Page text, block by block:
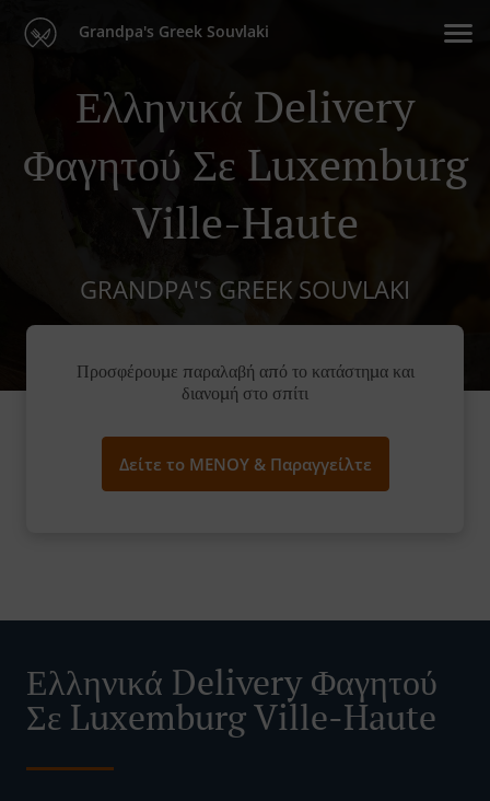
Grandpa's Greek Souvlaki
Ελληνικά Delivery
Φαγητού Σε Luxemburg
Ville-Haute
GRANDPA'S GREEK SOUVLAKI
Προσφέρουμε παραλαβή από το κατάστημα και
διανομή στο σπίτι
Δείτε το ΜΕΝΟΥ & Παραγγείλτε
Ελληνικά Delivery Φαγητού
Σε Luxemburg Ville-Haute